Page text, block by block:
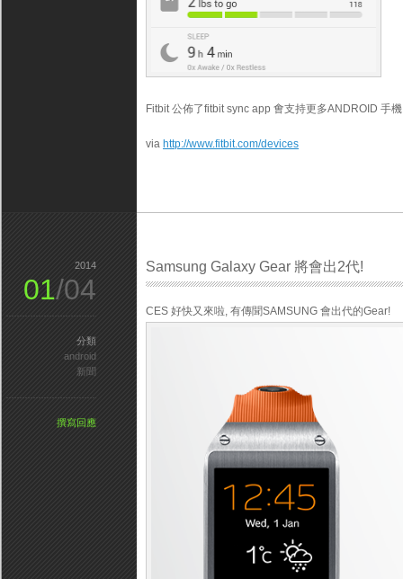
Fitbit 公佈了fitbit sync app 㑹支持更多ANDROID 手
via http://www.fitbit.com/devices
Samsung Galaxy Gear 將會出2代!
CES 好快又來啦, 有傳聞SAMSUNG 會出代的Gear!
2014
01/04
分類
android
新聞
撰寫回應